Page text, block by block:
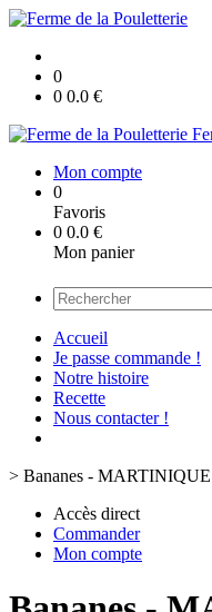
0
0 0.0 €
Mon compte
0
Favoris
0 0.0 €
Mon panier
Accueil
Je passe commande !
Notre histoire
Recette
Nous contacter !
> Bananes - MARTINIQUE
Accès direct
Commander
Mon compte